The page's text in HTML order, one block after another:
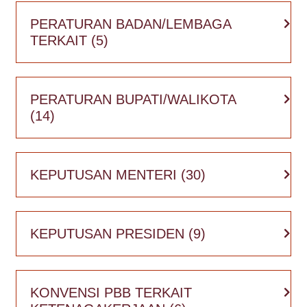
Coercion
Bounded Labour
Kerja Paksa dan Lembur
Bersama
Kebebasan Berserikat
Operasi Serikat
Intervensi dan Diskriminasi
Pemogokan
Keselamatan Dan Kesehatan Kerja
Bahan Kimia dan Zat Berbahaya
PERATURAN BADAN/LEMBAGA
TERKAIT (5)
PERATURAN BUPATI/WALIKOTA
(14)
KEPUTUSAN MENTERI (30)
KEPUTUSAN PRESIDEN (9)
KONVENSI PBB TERKAIT